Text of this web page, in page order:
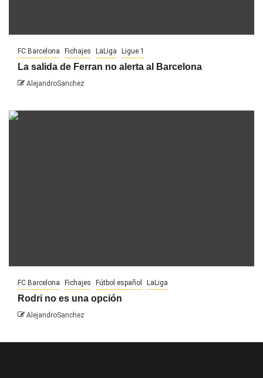
FC Barcelona Fichajes LaLiga Ligue 1
La salida de Ferran no alerta al Barcelona
AlejandroSanchez
FC Barcelona Fichajes Fútbol español LaLiga
Rodri no es una opción
AlejandroSanchez